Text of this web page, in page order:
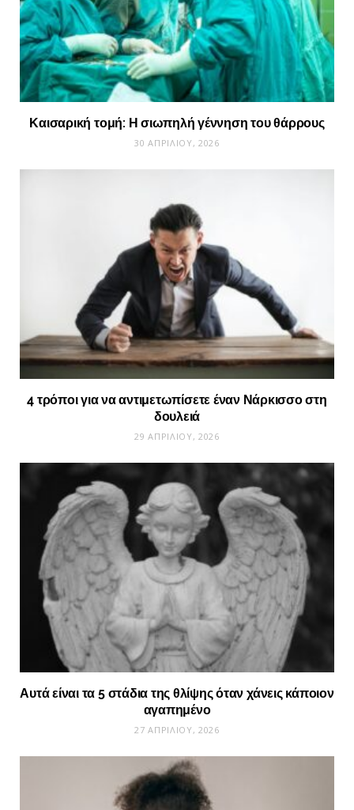
Καισαρική τομή: Η σιωπηλή γέννηση του θάρρους
30 ΑΠΡΙΛΊΟΥ, 2026
4 τρόποι για να αντιμετωπίσετε έναν Νάρκισσο στη
δουλειά
29 ΑΠΡΙΛΊΟΥ, 2026
Αυτά είναι τα 5 στάδια της θλίψης όταν χάνεις κάποιον
αγαπημένο
27 ΑΠΡΙΛΊΟΥ, 2026